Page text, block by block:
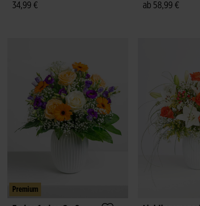
34,99 €
ab 58,99 €
Premium